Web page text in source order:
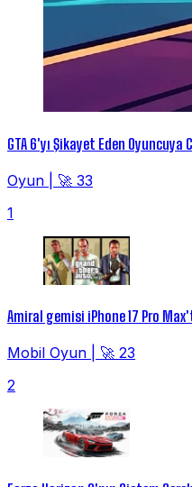
GTA 6'yı Şikayet Eden Oyuncuya
Oyun
🚀 33
1
Amiral gemisi iPhone 17 Pro
Mobil Oyun
🚀 23
2